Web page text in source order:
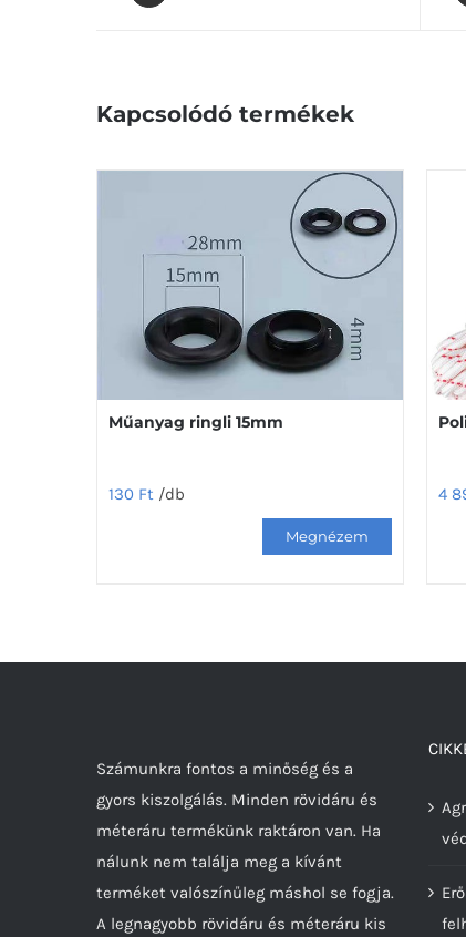
Kapcsolódó termékek
Műanyag ringli 15mm
130 Ft /db 4
Számunkra fontos a minőség és a
gyors kiszolgálás. Minden rövidáru és
méteráru termékünk raktáron van. Ha
nálunk nem találja meg a kívánt
terméket valószínűleg máshol se fogja.
A legnagyobb rövidáru és méteráru kis